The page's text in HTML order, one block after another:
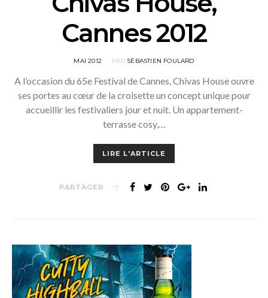
Cannes 2012
POSTED
MAI 2012 PAR SÉBASTIEN FOULARD
A l’occasion du 65e Festival de Cannes, Chivas House ouvre
ses portes au cœur de la croisette un concept unique pour
accueillir les festivaliers jour et nuit. Un appartement-
terrasse cosy,…
LIRE L'ARTICLE
PARTAGER